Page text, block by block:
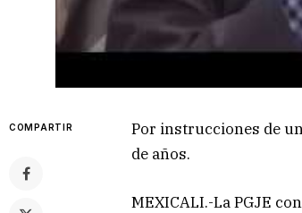
COMPARTIR
Por instrucciones de
de años.
MEXICALI.-La PGJE